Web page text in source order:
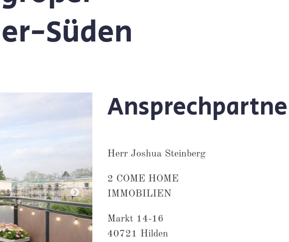
Süden
Herr Joshua Steinberg
2 COME HOME
IMMOBILIEN
Markt 14-16
40721 Hilden